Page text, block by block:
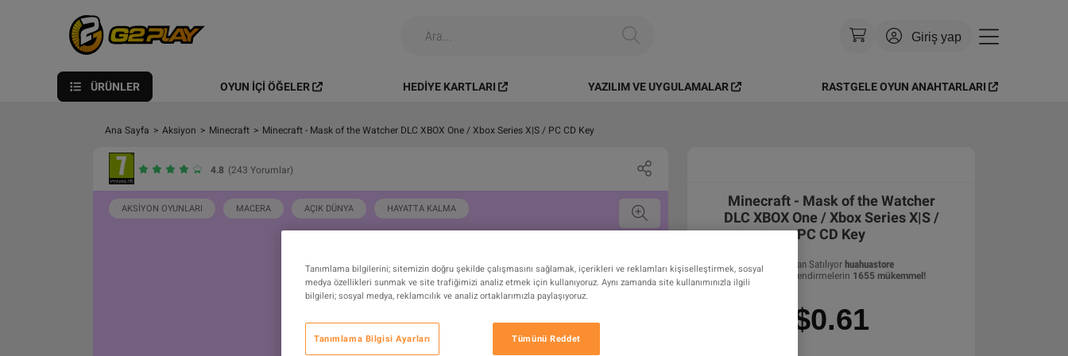
Giriş yap
Para Birimi:USD
SSS
ÜRÜNLER OYUN İÇI ÖĞELER HEDIYE KARTLARI YAZILIM VE UYGULAMALAR RASTGELE OYUN ANAHTARLARI
Ana Sayfa > Aksiyon > Minecraft > Minecraft - Mask of the Watcher DLC XBOX One / Xbox Series X|S / PC CD Key
4.8 (243 Yorumlar)
AKSIYON OYUNLARI MACERA AÇIK DÜNYA HAYATTA KALMA
Minecraft - Mask of the Watcher
DLC XBOX One / Xbox Series X|S /
PC CD Key
Tarafından Satılıyor huahuastore
99.75 değerlendirmelerin 1655 mükemmel !
$0.61
Tanımlama bilgilerini; sitemizin doğru şekilde çalışmasını sağlamak, içerikleri ve reklamları kişiselleştirmek, sosyal
medya özellikleri sunmak ve site trafiğimizi analiz etmek için kullanıyoruz. Aynı zamanda site kullanımınızla ilgili
bilgileri; sosyal medya, reklamcılık ve analiz ortaklarımızla paylaşıyoruz.
Tanımlama Bilgisi Ayarları Tümünü Reddet